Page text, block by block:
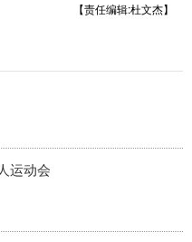
【责任编辑:杜文杰】
运动会